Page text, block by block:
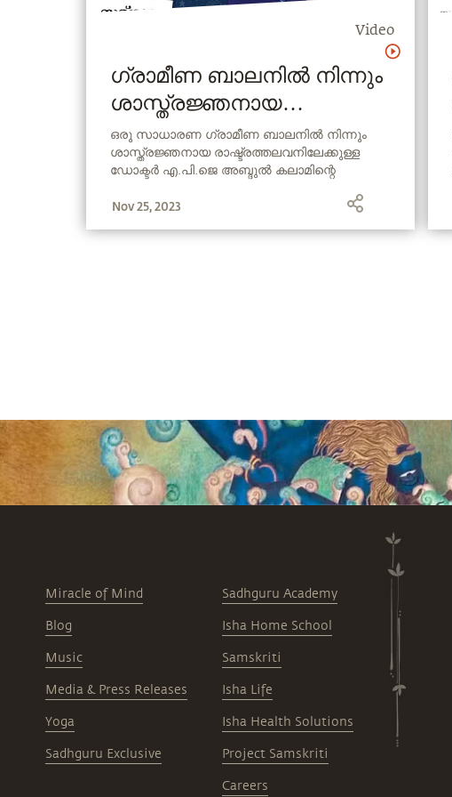
Video
ഗ്രാമീണ ബാലനിൽ നിന്നും
ശാസ്ത്രജ്ഞനായ
രാഷ്ട്രത്തലവനിലേക്കുള്ള
വളർച്ച. Dr. APJ Abdul
Kalam
ഒരു സാധാരണ ഗ്രാമീണ ബാലനിൽ നിന്നും
ശാസ്ത്രജ്ഞനായ രാഷ്ട്രത്തലവനിലേക്കുള്ള
ഡോക്ടർ എ.പി.ജെ അബ്ദുൽ കലാമിന്റെ
ചുറ്റും ഉള്ളവർക്കു വേണ്ടി എന്തൊക്കെ
Nov 25, 2023
Miracle of Mind
Blog
Music
Media & Press Releases
Yoga
Sadhguru Exclusive
Sadhguru Academy
Isha Home School
Samskriti
Isha Life
Isha Health Solutions
Project Samskriti
Careers